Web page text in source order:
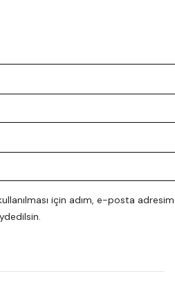
için adım, e-posta adresim